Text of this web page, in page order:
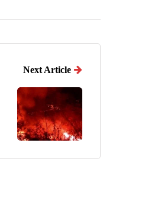
Next Article